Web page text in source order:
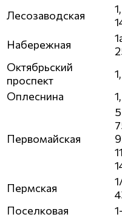
Лесозаводская
Набережная
Октябрьский
проспект
Оплеснина
Первомайская
Пермская
Поселковая